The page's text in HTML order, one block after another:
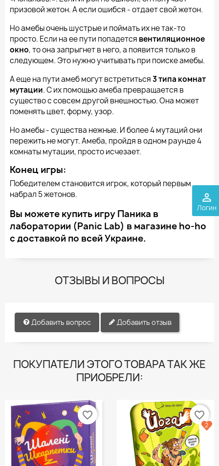
perm_identity
Логин
призовой жетон. А если ошибся - отдает свой жетон.
Но амебы очень шустрые и поймать их не так-то
просто. Если на ее пути попадется вентиляционное
окно, то она запрыгнет в него, а появится только в
следующем. Это нужно учитывать при поиске амебы.
А еще на пути амеб могут встретиться3 типа комнат
мутации. С их помощью амеба превращается в
существо с совсем другой внешностью. Она может
поменять цвет, форму, узор.
Но амебы - существа нежные. И более 4 мутаций они
пережить не могут. Амеба, пройдя в одном раунде 4
комнаты мутации, просто исчезает.
Конец игры:
Победителем становится игрок, который первым
набрал 5 жетонов.
Вы можете купить игру Паника в
лаборатории (Panic Lab) в магазине ho-ho
с доставкой по всей Украине.
ОТЗЫВЫ И ВОПРОСЫ
Добавить вопрос Добавить отзыв
ПОКУПАТЕЛИ ЭТОГО ТОВАРА ТАК ЖЕ
ПРИОБРЕЛИ:
favorite_border favorite_border
2